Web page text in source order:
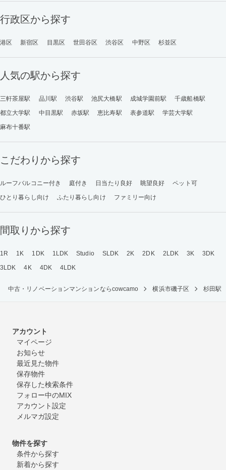
行政区から探す
港区 新宿区 目黒区 世田谷区 渋谷区 中野区 杉並区
人気の駅から探す
三軒茶屋駅 品川駅 渋谷駅 池尻大橋駅 成城学園前駅
千歳船橋駅
都立大学駅
中目黒駅 赤坂駅 恵比寿駅 表参道駅
学芸大学駅
麻布十番駅
こだわりから探す
ルーフバルコニー付き 庭付き 日当たり良好 眺望良好
ペット可
ひとり暮らし向け
ふたり暮らし向け ファミリー向け
間取りから探す
1R 1K 1DK 1LDK Studio SLDK 2K 2DK 2LDK 3K
3DK
3LDK
4K 4DK 4LDK
中古・リノベーションマンションならcowcamo 横浜市磯子区 杉田駅
アカウント
マイページ
お知らせ
最近見た物件
保存物件
保存した検索条件
フォロー中のMIX
アカウント設定
メルマガ設定
物件を探す
条件から探す
新着から探す